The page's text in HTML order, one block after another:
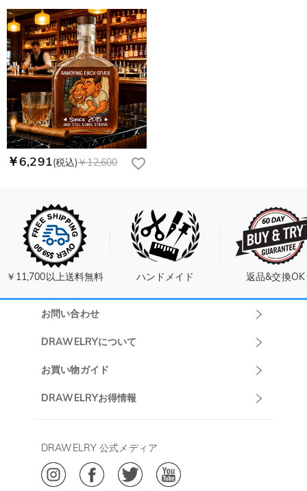
￥6,291(税込)￥12,600
￥11,700以上送料無料 ハンドメイド 返品&交換OK
お問い合わせ
DRAWELRYについて
DRAWELRYについて
ご利用規約
ご特定商取引法に基づく表示
お買い物ガイド
発送について
ジュエリーお手入れ
Drawelry Blog
DRAWELRYお得情報
会員・ポイントについて
DRAWELRY 公式メディア